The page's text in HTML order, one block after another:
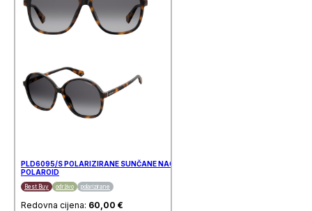
PLD6095/S POLARIZIRANE SUNČANE NAOČALE
POLAROID
Best Buy održivo polarizirane
Redovna cijena: 60,00 €